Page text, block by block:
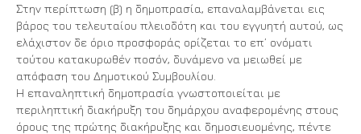
Στην περίπτωση (β) η δημοπρασία, επαναλαμβάνεται εις
βάρος του τελευταίου πλειοδότη και του εγγυητή αυτού, ως
ελάχιστον δε όριο προσφοράς ορίζεται το επ’ ονόματι
τούτου κατακυρωθέν ποσόν, δυνάμενο να μειωθεί με
απόφαση του Δημοτικού Συμβουλίου.
Η επαναληπτική δημοπρασία γνωστοποιείται με
περιληπτική διακήρυξη του δημάρχου αναφερομένης στους
όρους της πρώτης διακήρυξης και δημοσιευομένης, πέντε